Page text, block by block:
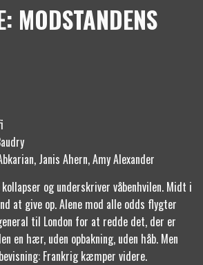
MODSTANDENS
Janis Ahern, Amy Alexander
og underskriver våbenhvilen. Midt i
at give op. Alene mod alle odds flygter
til London for at redde det, der er
en hær, uden opbakning, uden håb. Men
Frankrig kæmper videre.